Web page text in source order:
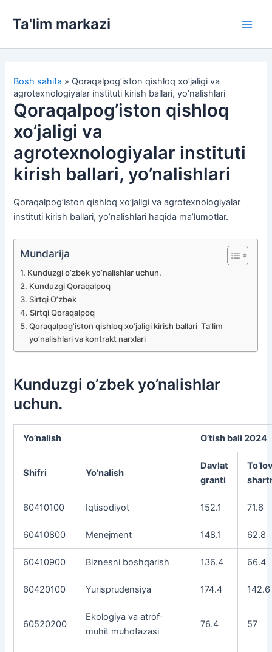
Ta'lim markazi
Bosh sahifa » Qoraqalpog’iston qishloq xo’jaligi va
agrotexnologiyalar instituti kirish ballari, yo’nalishlari
Qoraqalpog’iston qishloq
xo’jaligi va
agrotexnologiyalar instituti
kirish ballari, yo’nalishlari
Qoraqalpog’iston qishloq xo’jaligi va agrotexnologiyalar
instituti kirish ballari, yo’nalishlari haqida ma’lumotlar.
Mundarija
Kunduzgi o’zbek yo’nalishlar uchun.
Kunduzgi Qoraqalpoq
Sirtqi O’zbek
Sirtqi Qoraqalpoq
Qoraqalpog’iston qishloq xo’jaligi kirish ballari Ta’lim
yo’nalishlari va kontrakt narxlari
Kunduzgi o’zbek yo’nalishlar
uchun.
Yo’nalish O’tish bali 2024
Shifri Yo’nalish
Davlat
granti
60410100 Iqtisodiyot 152.1 71.6
60410800 Menejment 148.1 62.8
60410900 Biznesni boshqarish 136.4 66.4
60420100 Yurisprudensiya 174.4 142.6
60520200
Ekologiya va atrof-
muhit muhofazasi
76.4 57